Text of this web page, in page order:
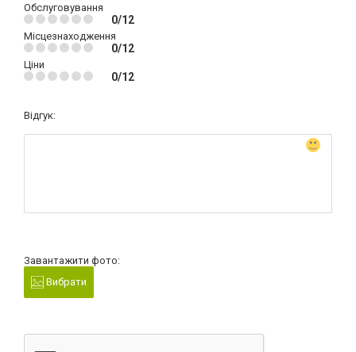
Обслуговування
0/12
Місцезнаходження
0/12
Ціни
0/12
Відгук:
Завантажити фото:
Вибрати